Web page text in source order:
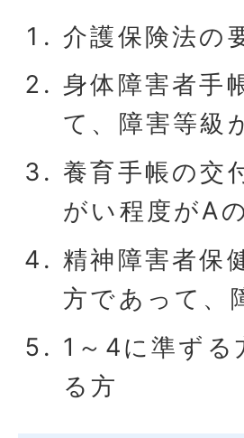
介護保険法の
身体障害者手
て、障害等級
養育手帳の交
がい程度がA
精神障害者保
方であって、
1～4に準ずる
る方